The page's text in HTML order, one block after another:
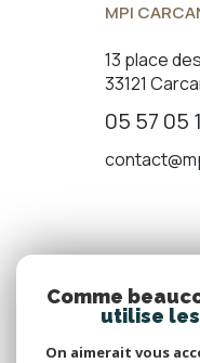
MPI
13 place
33121
05 57 05
Comme
utilise
On aimerait vous